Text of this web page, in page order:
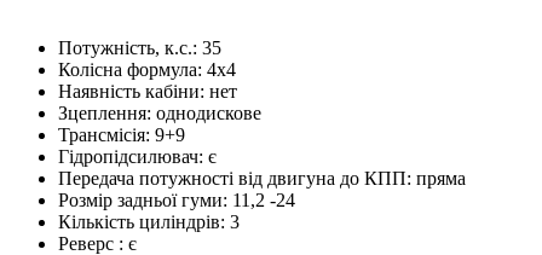
Потужність, к.с.: 35
Колісна формула: 4х4
Наявність кабіни: нет
Зцеплення: однодискове
Трансмісія: 9+9
Гідропідсилювач: є
Передача потужності від двигуна до КПП: пряма
Розмір задньої гуми: 11,2 -24
Кількість циліндрів: 3
Реверс : є